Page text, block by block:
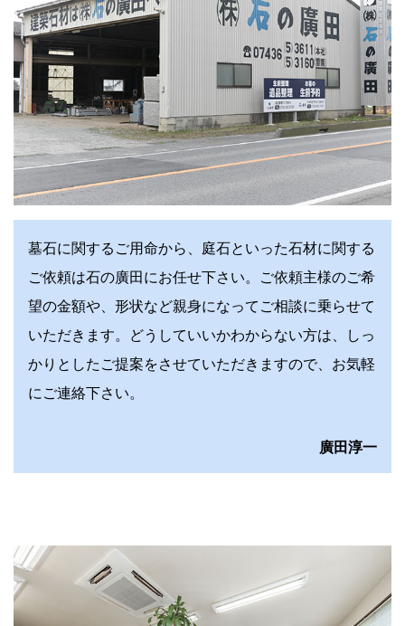
墓石に関するご用命から、庭石といった石材に関する
ご依頼は石の廣田にお任せ下さい。ご依頼主様のご希
望の金額や、形状など親身になってご相談に乗らせて
いただきます。どうしていいかわからない方は、しっ
かりとしたご提案をさせていただきますので、お気軽
にご連絡下さい。
廣田淳一